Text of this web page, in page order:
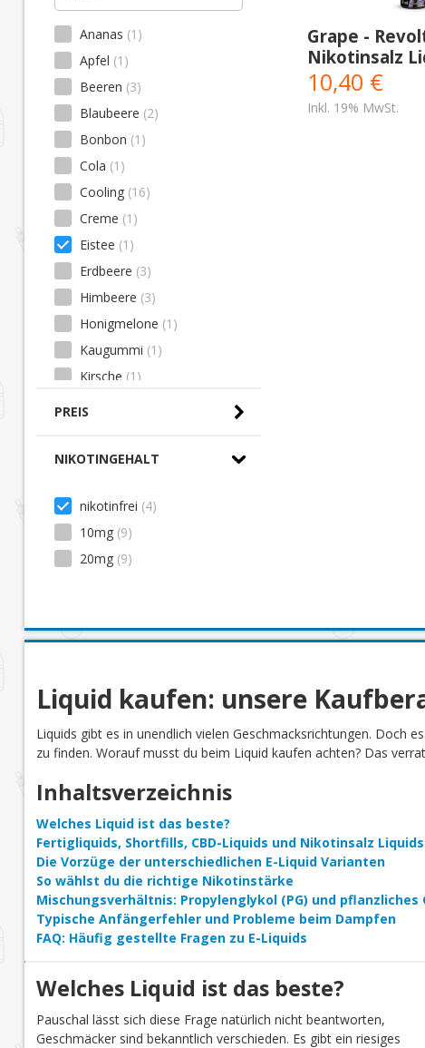
Grape -
Nikotinsalz
10,40 €
Inkl. 19% MwSt.
Ananas (1)
Apfel (1)
Beeren (3)
Blaubeere (2)
Bonbon (1)
Cola (1)
Cooling (16)
Creme (1)
Eistee (1)
Erdbeere (3)
Himbeere (3)
Honigmelone (1)
Kaugummi (1)
Kirsche (1)
Limonade(2)
Minze(2)
Orange(1)
Pfirsich(2)
Traube(1)
Wassermelone(2)
Zitrus(1)
PREIS
0,00 € - 10,00 € (0)
NIKOTINGEHALT
nikotinfrei (4)
10mg (9)
20mg (9)
Liquid kaufen: unsere
Liquids gibt es in unendlich vielen Geschmacksrichtungen. Doch
zu finden. Worauf musst du beim Liquid kaufen achten? Das
Inhaltsverzeichnis
Welches Liquid ist das beste?
Fertigliquids, Shortfills, CBD-Liquids und Nikotinsalz
Die Vorzüge der unterschiedlichen E-Liquid Varianten
So wählst du die richtige Nikotinstärke
Mischungsverhältnis: Propylenglykol (PG) und pflanzliches
Typische Anfängerfehler und Probleme beim Dampfen
FAQ: Häufig gestellte Fragen zu E-Liquids
Welches Liquid ist das beste?
Pauschal lässt sich diese Frage natürlich nicht beantworten,
Geschmäcker sind bekanntlich verschieden. Es gibt ein riesiges